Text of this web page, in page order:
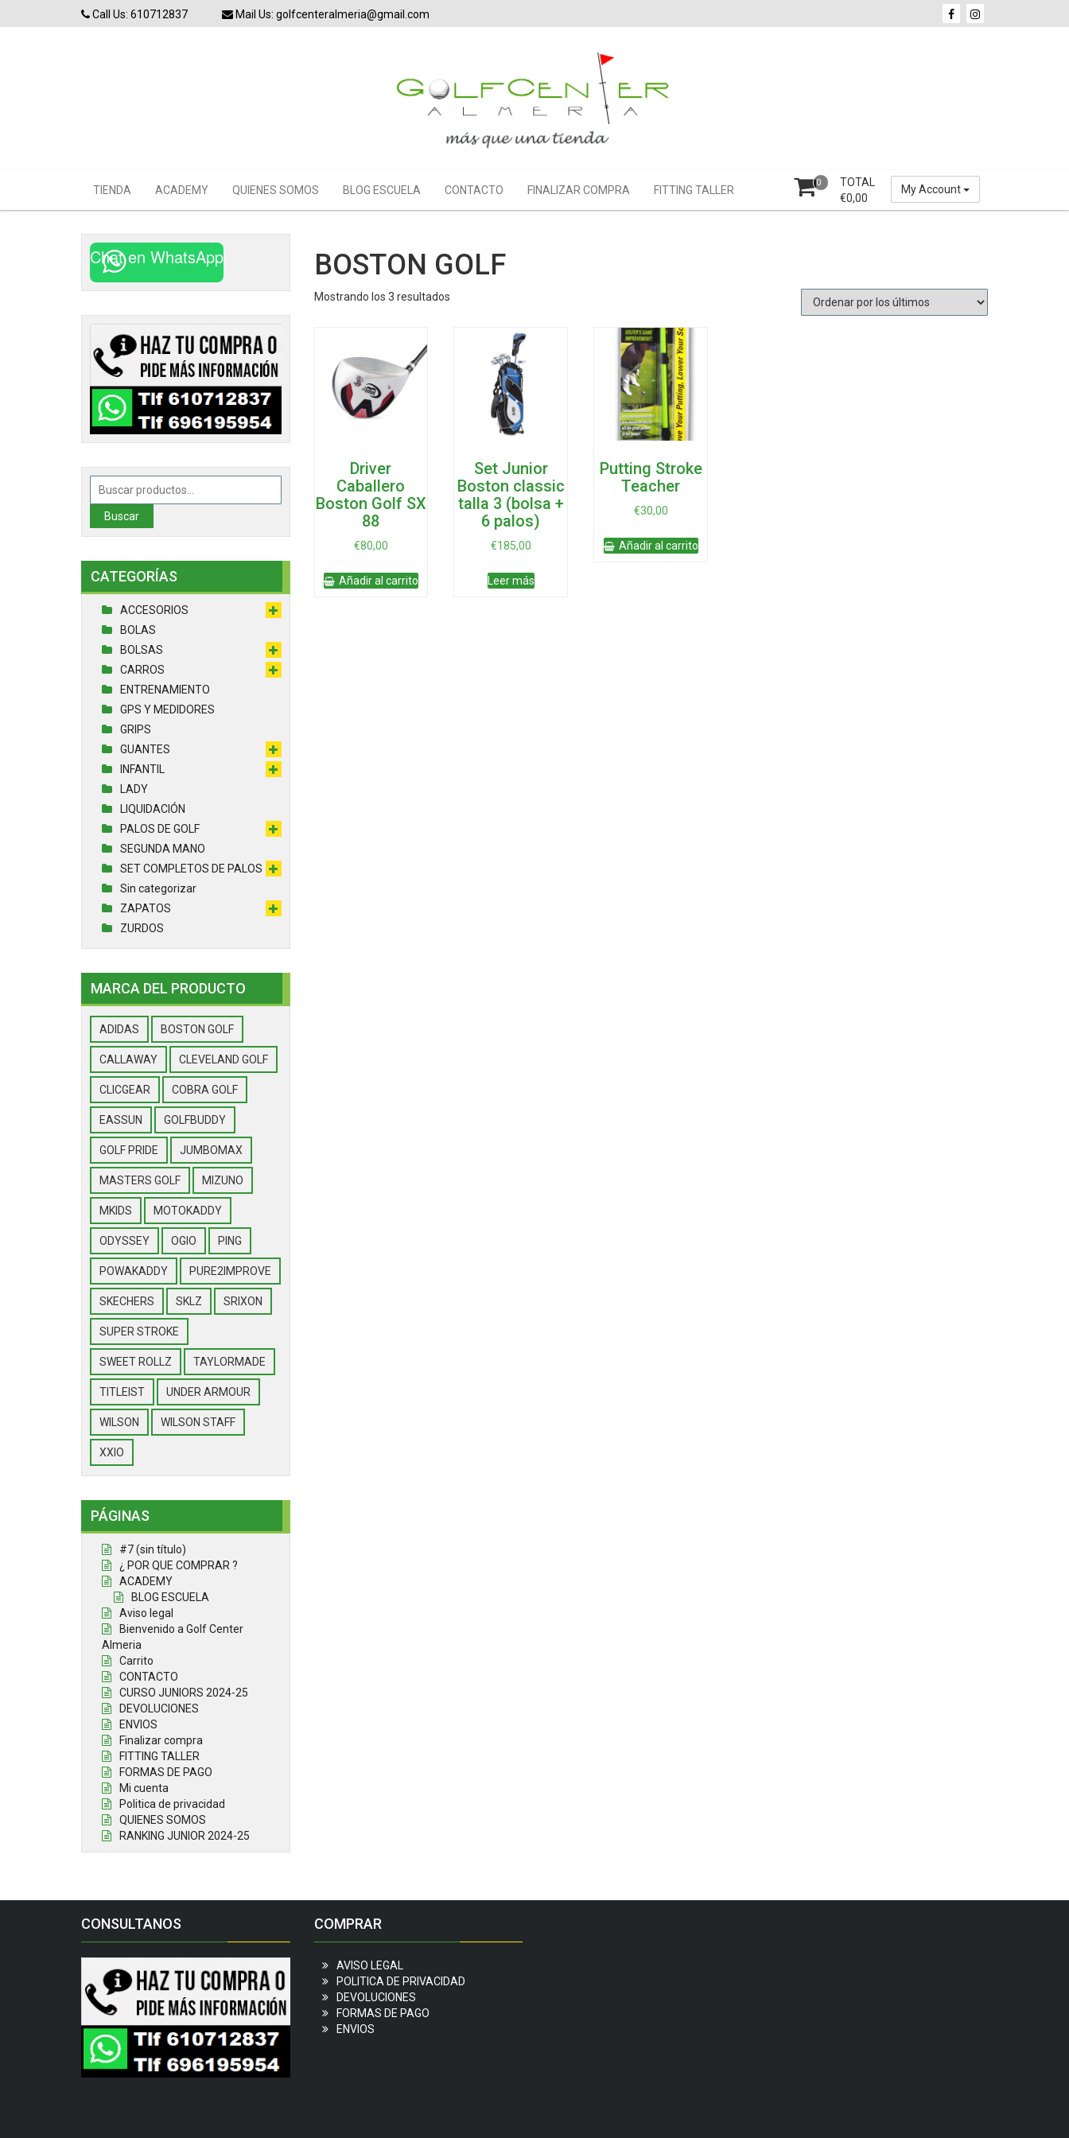
Call Us: 610712837 Mail Us: golfcenteralmeria@gmail.com
My Account
0
TOTAL
€0,00
TIENDA ACADEMY QUIENES SOMOS BLOG ESCUELA CONTACTO FINALIZAR COMPRA FITTING TALLER
BOSTON GOLF
Mostrando los 3 resultadosOrdenado
Driver
Caballero
Boston Golf SX
88
€80,00
Añadir al carrito
Set Junior
Boston classic
talla 3 (bolsa +
6 palos)
€185,00
Leer más
Putting Stroke
Teacher
€30,00
Añadir al carrito
Chat en WhatsApp
Buscar
Buscar
CATEGORÍAS
ACCESORIOS
BOLAS
BOLSAS
CARROS
ENTRENAMIENTO
GPS Y MEDIDORES
GRIPS
GUANTES
INFANTIL
LADY
LIQUIDACIÓN
PALOS DE GOLF
SEGUNDA MANO
SET COMPLETOS DE PALOS
Sin categorizar
ZAPATOS
ZURDOS
MARCA DEL PRODUCTO
ADIDAS BOSTON GOLF
CALLAWAY CLEVELAND GOLF
CLICGEAR COBRA GOLF
EASSUN GOLFBUDDY
GOLF PRIDE JUMBOMAX
MASTERS GOLF MIZUNO
MKIDS MOTOKADDY
ODYSSEY OGIO PING
POWAKADDY PURE2IMPROVE
SKECHERS SKLZ SRIXON
SUPER STROKE
SWEET ROLLZ TAYLORMADE
TITLEIST UNDER ARMOUR
WILSON WILSON STAFF
XXIO
PÁGINAS
#7 (sin título)
¿ POR QUE COMPRAR ?
ACADEMY
BLOG ESCUELA
Aviso legal
Bienvenido a Golf Center
Almeria
Carrito
CONTACTO
CURSO JUNIORS 2024-25
DEVOLUCIONES
ENVIOS
Finalizar compra
FITTING TALLER
FORMAS DE PAGO
Mi cuenta
Politica de privacidad
QUIENES SOMOS
RANKING JUNIOR 2024-25
CONSULTANOS COMPRAR
AVISO LEGAL
POLITICA DE PRIVACIDAD
DEVOLUCIONES
FORMAS DE PAGO
ENVIOS